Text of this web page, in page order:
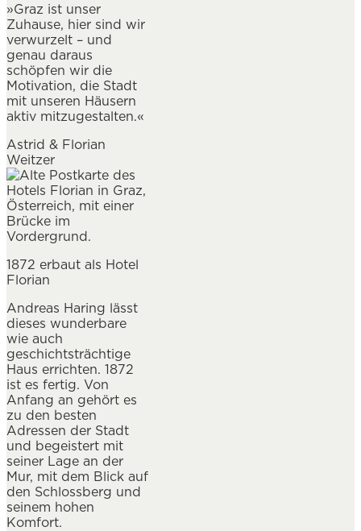
»Graz ist unser
Zuhause, hier sind wir
verwurzelt – und
genau daraus
schöpfen wir die
Motivation, die Stadt
mit unseren Häusern
aktiv mitzugestalten.«
Astrid & Florian
Weitzer
1872 erbaut als Hotel
Florian
Andreas Haring lässt
dieses wunderbare
wie auch
geschichtsträchtige
Haus errichten. 1872
ist es fertig. Von
Anfang an gehört es
zu den besten
Adressen der Stadt
und begeistert mit
seiner Lage an der
Mur, mit dem Blick auf
den Schlossberg und
seinem hohen
Komfort.